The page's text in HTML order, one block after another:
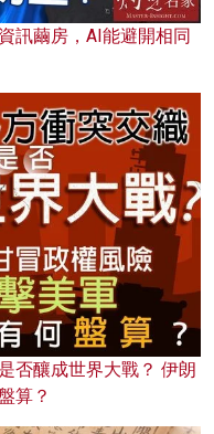
訊繭房，AI能避開相同
否釀成世界大戰？ 伊朗
算？